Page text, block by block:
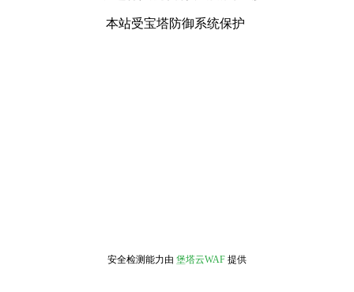
本站受宝塔防御系统保护
安全检测能力由 堡塔云WAF 提供